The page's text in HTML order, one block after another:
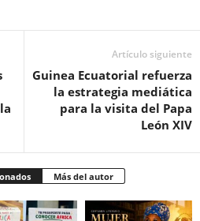
Artículo siguiente
Guinea Ecuatorial refuerza
la estrategia mediática
para la visita del Papa
León XIV
Más del autor